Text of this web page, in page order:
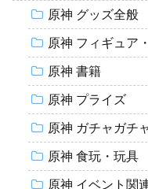
原神 グッズ全般
原神 フィギュア
原神 書籍
原神 プライズ
原神 ガチャガチ
原神 食玩・玩具
原神 イベント関